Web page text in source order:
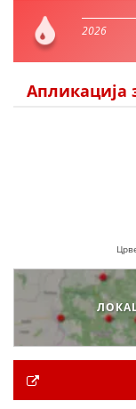
2026
Апликација